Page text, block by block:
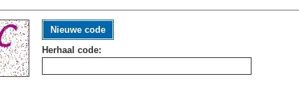
Nieuwe code
Herhaal code: